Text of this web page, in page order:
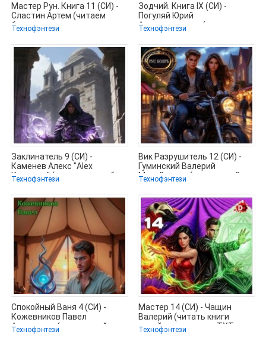
Мастер Рун. Книга 11 (СИ) -
Сластин Артем (читаем
бесплатно книги полностью
Технофэнтези
Зодчий. Книга IX (СИ) -
Погуляй Юрий
Александрович (книги
регистрация онлайн
Технофэнтези
Заклинатель 9 (СИ) -
Каменев Алекс "Alex
Kamenev" (лучшие книги без
регистрации
Технофэнтези
Вик Разрушитель 12 (СИ) -
Гуминский Валерий
Михайлович (книги онлайн
txt, fb2) 📗
Технофэнтези
Спокойный Ваня 4 (СИ) -
Кожевников Павел
Андреевич (книги онлайн
бесплатно
Технофэнтези
Мастер 14 (СИ) - Чащин
Валерий (читать книги
онлайн полностью .TXT,
.FB2) 📗
Технофэнтези